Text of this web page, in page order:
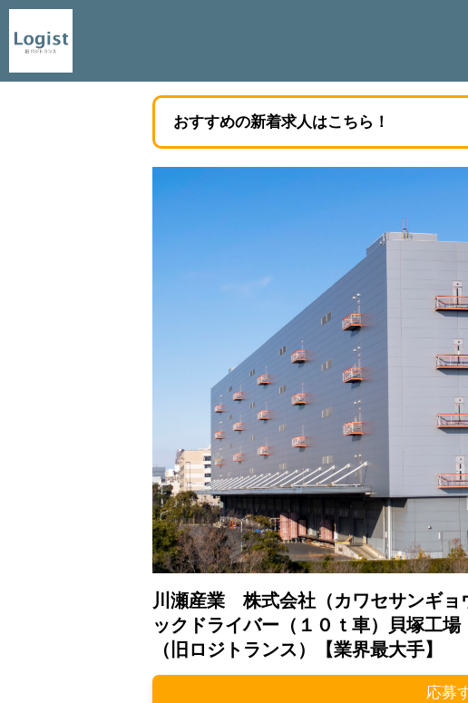
おすすめの新着求人はこちら！
川瀬産業 株式会社（カワセサンギ
ックドライバー（１０ｔ車）貝塚工
（旧ロジトランス）【業界最大手】
応募